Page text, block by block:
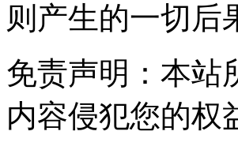
则产生的一切后
免责声明：本站
内容侵犯您的权